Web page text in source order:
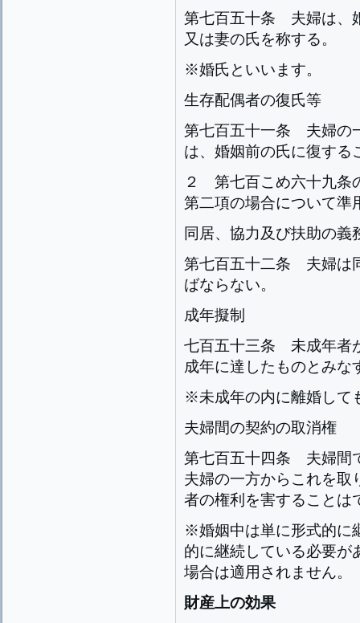
第七百五十条 夫婦は、
又は妻の氏を称する。
※婚氏といいます。
生存配偶者の復氏等
第七百五十一条 夫婦の
は、婚姻前の氏に復する
２ 第七百こめ六十九条
第二項の場合について準
同居、協力及び扶助の義
第七百五十二条 夫婦は
ばならない。
成年擬制
七百五十三条 未成年者
成年に達したものとみな
※未成年の内に離婚して
夫婦間の契約の取消権
第七百五十四条 夫婦間
夫婦の一方からこれを取
者の権利を害することは
※婚姻中は単に形式的に
的に継続している必要が
場合は適用されません。
財産上の効果